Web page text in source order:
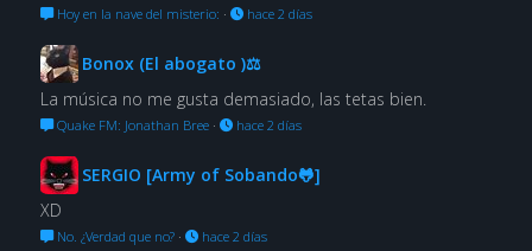
Hoy en la nave del misterio: · hace 2 días
Bonox (El abogato )⚖
La música no me gusta demasiado, las tetas bien.
Quake FM: Jonathan Bree· hace 2 días
SERGIO [Army of Sobando🐸]
XD
No. ¿Verdad que no?· hace 2 días